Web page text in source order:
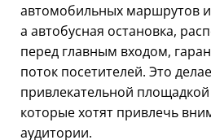
автомобильных маршрутов
а автобусная остановка,
перед главным входом,
поток посетителей. Это
привлекательной
которые хотят привлечь
аудитории.